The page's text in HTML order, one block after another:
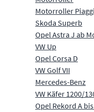
Motorroller
Skoda Superb
Opel Astra J ab
VW Up
Opel Corsa D
VW Golf VII
Mercedes-Benz
VW Käfer 1200/
Opel Rekord A